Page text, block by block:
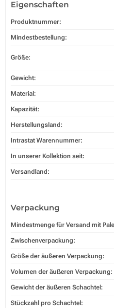
Eigenschaften
Produktnummer:
Mindestbestellung:
Größe:
Gewicht:
Material:
Kapazität:
Herstellungsland:
Intrastat Warennummer:
In unserer Kollektion seit:
Versandland:
Verpackung
Mindestmenge für Versand mit
Zwischenverpackung:
Größe der äußeren Verpackung:
Volumen der äußeren Verpackung:
Gewicht der äußeren Schachtel:
Stückzahl pro Schachtel: